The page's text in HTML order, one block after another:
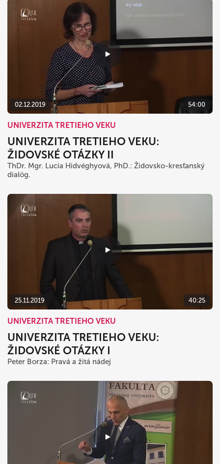
02.12.2019 54:00
UNIVERZITA TRETIEHO VEKU
UNIVERZITA TRETIEHO VEKU:
ŽIDOVSKÉ OTÁZKY II
ThDr. Mgr. Lucia Hidvéghyová, PhD.: Židovsko-kresťanský
dialóg.
25.11.2019 40:25
UNIVERZITA TRETIEHO VEKU
UNIVERZITA TRETIEHO VEKU:
ŽIDOVSKÉ OTÁZKY I
Peter Borza: Pravá a žitá nádej